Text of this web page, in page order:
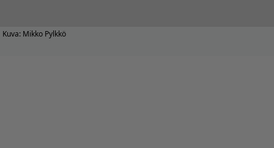
Kuva: Mikko Pylkkö